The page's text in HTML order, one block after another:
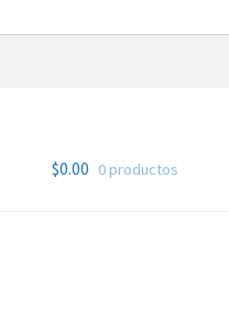
$0.00 0 productos